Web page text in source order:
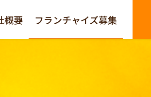
概要 フランチャイズ募集